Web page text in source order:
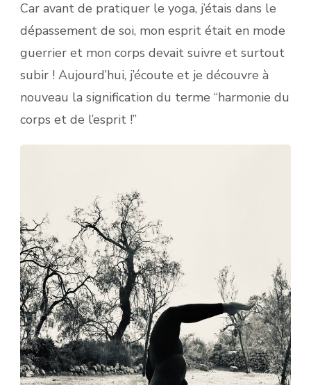
Car avant de pratiquer le yoga, j’étais dans le
dépassement de soi, mon esprit était en mode
guerrier et mon corps devait suivre et surtout
subir ! Aujourd’hui, j’écoute et je découvre à
nouveau la signification du terme “harmonie du
corps et de l’esprit !”